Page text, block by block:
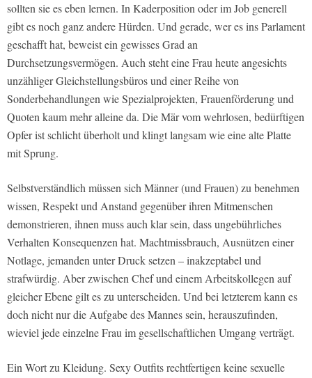
sollten sie es eben lernen. In Kaderposition oder im Job generell
gibt es noch ganz andere Hürden. Und gerade, wer es ins Parlament
geschafft hat, beweist ein gewisses Grad an
Durchsetzungsvermögen. Auch steht eine Frau heute angesichts
unzähliger Gleichstellungsbüros und einer Reihe von
Sonderbehandlungen wie Spezialprojekten, Frauenförderung und
Quoten kaum mehr alleine da. Die Mär vom wehrlosen, bedürftigen
Opfer ist schlicht überholt und klingt langsam wie eine alte Platte
mit Sprung.
Selbstverständlich müssen sich Männer (und Frauen) zu benehmen
wissen, Respekt und Anstand gegenüber ihren Mitmenschen
demonstrieren, ihnen muss auch klar sein, dass ungebührliches
Verhalten Konsequenzen hat. Machtmissbrauch, Ausnützen einer
Notlage, jemanden unter Druck setzen – inakzeptabel und
strafwürdig. Aber zwischen Chef und einem Arbeitskollegen auf
gleicher Ebene gilt es zu unterscheiden. Und bei letzterem kann es
doch nicht nur die Aufgabe des Mannes sein, herauszufinden,
wieviel jede einzelne Frau im gesellschaftlichen Umgang verträgt.
Ein Wort zu Kleidung. Sexy Outfits rechtfertigen keine sexuelle